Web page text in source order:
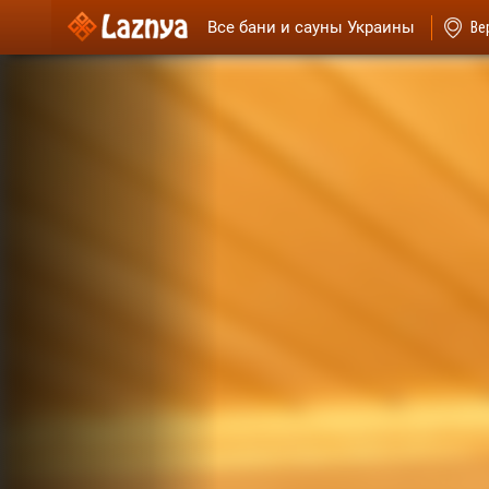
Все бани и сауны Украины